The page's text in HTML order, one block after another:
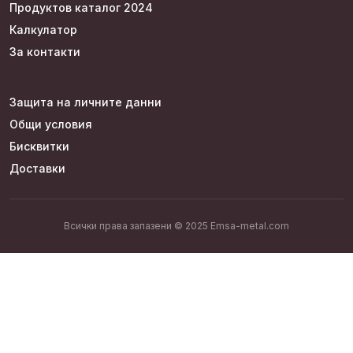
Продуктов каталог 2024
Калкулатор
За контакти
Защита на личните данни
Общи условия
Бисквитки
Доставки
Всички права запазени © 2025 Emsa-metal.com